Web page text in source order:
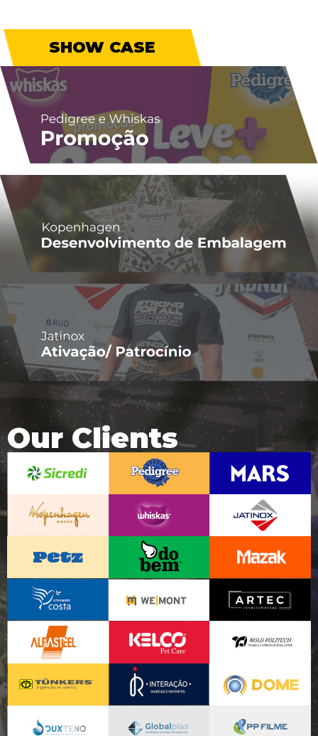
SHOW CASE
Our Clients